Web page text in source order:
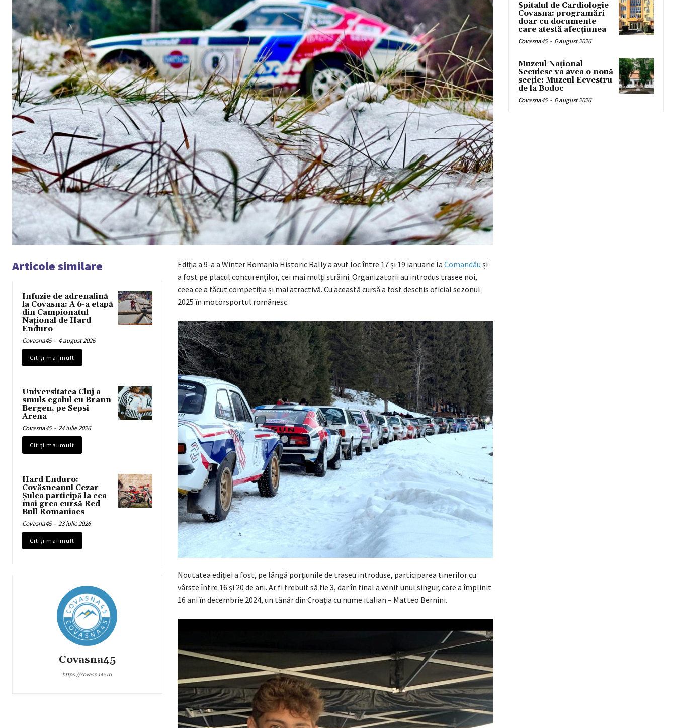
Articole similare
Infuzie de adrenalină
la Covasna: A 6-a etapă
din Campionatul
Național de Hard
Enduro
Covasna45 - 4 august 2026
Citiți mai mult
Universitatea Cluj a
smuls egalul cu Brann
Bergen, pe Sepsi
Arena
Covasna45 - 24 iulie 2026
Citiți mai mult
Hard Enduro:
Covăsneanul Cezar
Șulea participă la cea
mai grea cursă Red
Bull Romaniacs
Covasna45 - 23 iulie 2026
Citiți mai mult
Covasna45
https://covasna45.ro
Ediția a 9-a a Winter Romania Historic Rally a avut loc între 17 și 19 ianuarie la Comandău și
a fost pe placul concurenților, cei mai mulți străini. Organizatorii au introdus trasee noi,
ceea ce a făcut competiția și mai atractivă. Cu această cursă a fost deschis oficial sezonul
2025 în motorsportul românesc.
Noutatea ediției a fost, pe lângă porțiunile de traseu introduse, participarea tinerilor cu
vârste între 16 și 20 de ani. Ar fi trebuit să fie 3, dar în final a venit unul singur, care a împlinit
16 ani în decembrie 2024, un tânăr din Croația cu nume italian – Matteo Bernini.
Spitalul de Cardiologie
Covasna: programări
doar cu documente
care atestă afecțiunea
Covasna45 - 6 august 2026
Muzeul Național
Secuiesc va avea o nouă
secție: Muzeul Ecvestru
de la Bodoc
Covasna45 - 6 august 2026